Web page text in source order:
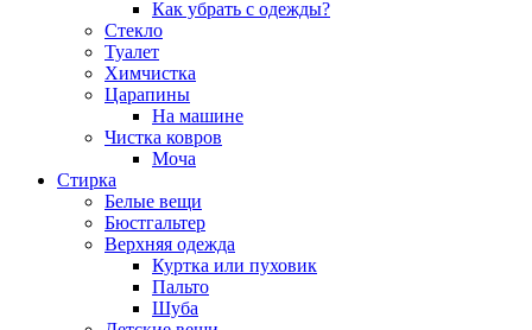
Как убрать с одежды?
Стекло
Туалет
Химчистка
Царапины
На машине
Чистка ковров
Моча
Стирка
Белые вещи
Бюстгальтер
Верхняя одежда
Куртка или пуховик
Пальто
Шуба